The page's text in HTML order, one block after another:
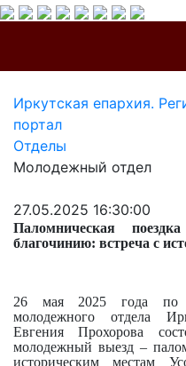
Иркутская епархия.
портал
Отделы
Молодежный отдел
27.05.2025 16:30:00
Паломническая
благочинию: встреча с
26 мая 2025 года по
молодежного отдела
Евгения Прохорова
молодежный выезд –
историческим местам